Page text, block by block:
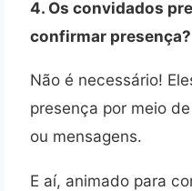
4. Os convidados
confirmar presença?
Não é necessário!
presença por meio
ou mensagens.
E aí, animado para